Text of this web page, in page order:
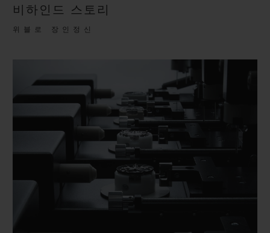
비하인드 스토리
위블로 장인정신